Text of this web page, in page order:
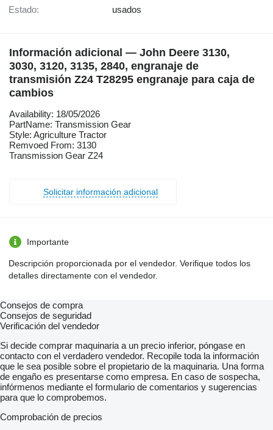
Estado: usados
Información adicional — John Deere 3130,
3030, 3120, 3135, 2840, engranaje de
transmisión Z24 T28295 engranaje para caja de
cambios
Availability: 18/05/2026
PartName: Transmission Gear
Style: Agriculture Tractor
Remvoed From: 3130
Transmission Gear Z24
Solicitar información adicional
Importante
Descripción proporcionada por el vendedor. Verifique todos los
detalles directamente con el vendedor.
Consejos de compra
Consejos de seguridad
Verificación del vendedor
Si decide comprar maquinaria a un precio inferior, póngase en
contacto con el verdadero vendedor. Recopile toda la información
que le sea posible sobre el propietario de la maquinaria. Una forma
de engaño es presentarse como empresa. En caso de sospecha,
infórmenos mediante el formulario de comentarios y sugerencias
para que lo comprobemos.
Comprobación de precios